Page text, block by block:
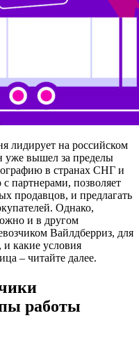
лидирует на российском
уже вышел за пределы
в странах СНГ и
партнерами, позволяет
продавцов, и предлагать
Однако,
и в другом
Вайлдберриз, для
и какие условия
– читайте далее.
работы